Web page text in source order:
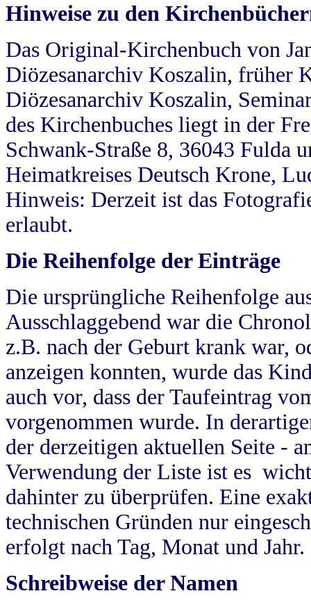
Hinweise zu den
Das Original-Kirchenbuch von
Diözesanarchiv Koszalin, früher
Diözesanarchiv Koszalin,
des Kirchenbuches liegt in der
Schwank-Straße 8, 36043 Fulda
Heimatkreises Deutsch Krone,
Hinweis: Derzeit ist das
erlaubt.
Die Reihenfolge der Einträge
Die ursprüngliche Reihenfolge
Ausschlaggebend war die
z.B. nach der Geburt krank war,
anzeigen konnten, wurde das
auch vor, dass der Taufeintrag
vorgenommen wurde. In
der derzeitigen aktuellen Seite -
Verwendung der Liste ist es
dahinter zu überprüfen. Eine
technischen Gründen nur
erfolgt nach Tag, Monat und Jahr.
Schreibweise der Namen